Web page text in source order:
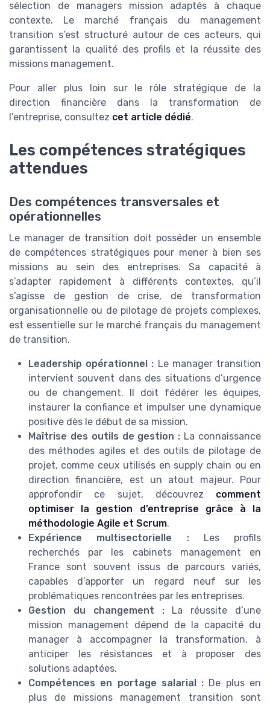
sélection de managers mission adaptés à chaque
contexte. Le marché français du management
transition s’est structuré autour de ces acteurs, qui
garantissent la qualité des profils et la réussite des
missions management.
Pour aller plus loin sur le rôle stratégique de la
direction financière dans la transformation de
l’entreprise, consultez cet article dédié.
Les compétences stratégiques
attendues
Des compétences transversales et
opérationnelles
Le manager de transition doit posséder un ensemble
de compétences stratégiques pour mener à bien ses
missions au sein des entreprises. Sa capacité à
s’adapter rapidement à différents contextes, qu’il
s’agisse de gestion de crise, de transformation
organisationnelle ou de pilotage de projets complexes,
est essentielle sur le marché français du management
de transition.
Leadership opérationnel : Le manager transition
intervient souvent dans des situations d’urgence
ou de changement. Il doit fédérer les équipes,
instaurer la confiance et impulser une dynamique
positive dès le début de sa mission.
Maîtrise des outils de gestion : La connaissance
des méthodes agiles et des outils de pilotage de
projet, comme ceux utilisés en supply chain ou en
direction financière, est un atout majeur. Pour
approfondir ce sujet, découvrez comment
optimiser la gestion d’entreprise grâce à la
méthodologie Agile et Scrum.
Expérience multisectorielle :Les profils
recherchés par les cabinets management en
France sont souvent issus de parcours variés,
capables d’apporter un regard neuf sur les
problématiques rencontrées par les entreprises.
Gestion du changement :La réussite d’une
mission management dépend de la capacité du
manager à accompagner la transformation, à
anticiper les résistances et à proposer des
solutions adaptées.
Compétences en portage salarial : De plus en
plus de missions management transition sont